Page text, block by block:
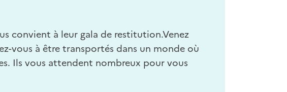
convient à leur gala de restitution.Venez
vous à être transportés dans un monde où
Ils vous attendent nombreux pour vous